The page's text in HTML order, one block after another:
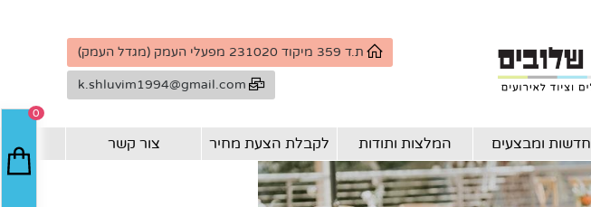
ת.ד 359 מיקוד 231020 מפעלי העמק (מגדל העמק)
k.shluvim1994@gmail.com
חדשות ומבצעים המלצות ותודות לקבלת הצעת מחיר צור קשר
0